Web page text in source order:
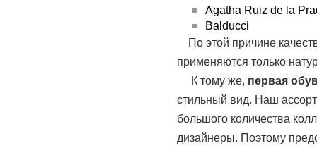
Agatha Ruiz de la
Balducci
По этой причине
применяются только
К тому же, первая
стильный вид. Наш
большого количества
дизайнеры. Поэтому